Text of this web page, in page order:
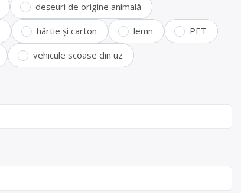
deșeuri de origine animală
hârtie și carton lemn PET
vehicule scoase din uz